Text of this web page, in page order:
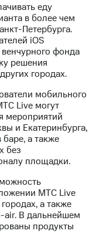
еду
в более чем
Петербурга.
iOS
фонда
решения
городах.
мобильного
Live могут
мероприятий
и Екатеринбурга,
баре, а также
без
площадки.
МТС Live
а также
air. В дальнейшем
продукты